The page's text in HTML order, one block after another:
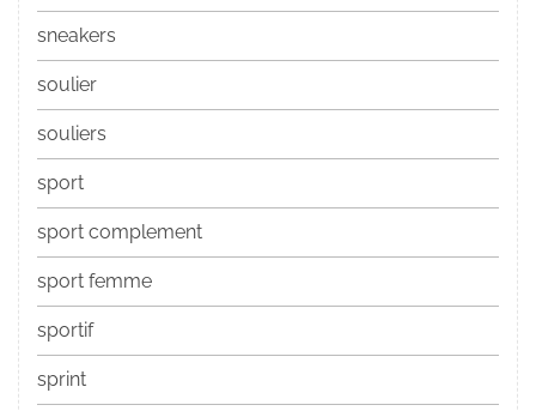
sneakers
soulier
souliers
sport
sport complement
sport femme
sportif
sprint